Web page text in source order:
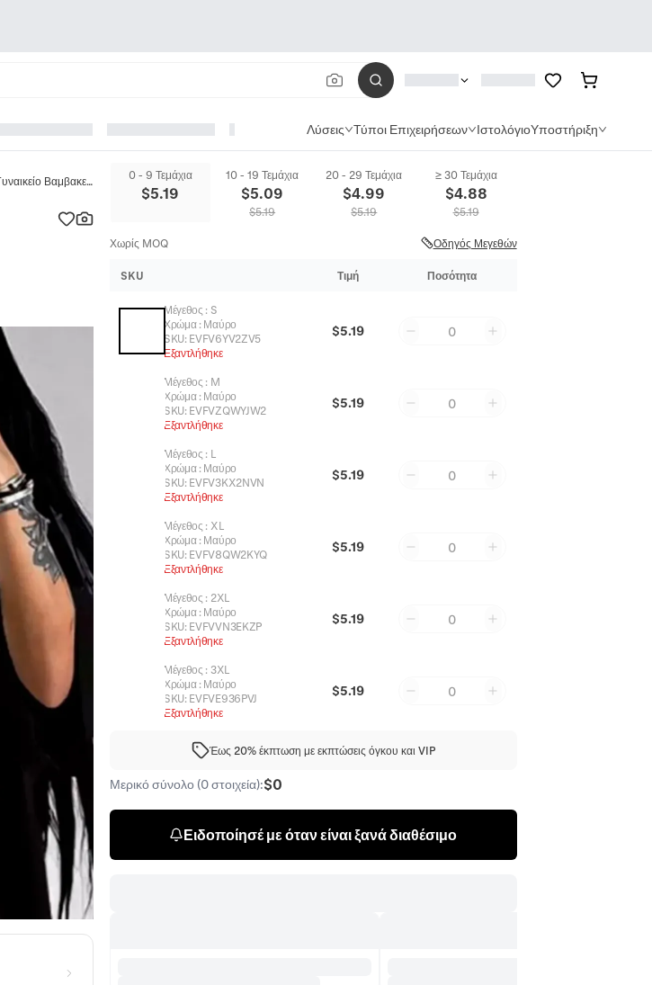
Λύσεις Τύποι Επιχειρήσεων ΙστολόγιοΥποστήριξη
Γυναικείο Βαμβακερό T-Shirt Κοντομάνικο Στρογγυλή Λαιμόκοψη Σχέδιο Ποντίκι Ρωσικά Γράμματα Casual Oversized Streetwear Μπλούζα 0 - 9 Τεμάχια
$5.19
10 - 19 Τεμάχια
$5.09
$5.19
20 - 29 Τεμάχια
$4.99
$5.19
≥ 30 Τεμάχια
$4.88
$5.19
Χωρίς MOQ Οδηγός Μεγεθών
SKU Τιμή Ποσότητα
Μέγεθος : S
Χρώμα: Μαύρο
SKU: EVFV6YV2ZV5
Εξαντλήθηκε
$5.19 0
Μέγεθος : M
Χρώμα: Μαύρο
SKU: EVFVZQWYJW2
Εξαντλήθηκε
$5.19 0
Μέγεθος : L
Χρώμα: Μαύρο
SKU: EVFV3KX2NVN
Εξαντλήθηκε
$5.19 0
Μέγεθος : XL
Χρώμα: Μαύρο
SKU: EVFV8QW2KYQ
Εξαντλήθηκε
$5.19 0
Μέγεθος : 2XL
Χρώμα: Μαύρο
SKU: EVFVVN3EKZP
Εξαντλήθηκε
$5.19 0
Μέγεθος : 3XL
Χρώμα: Μαύρο
SKU: EVFVE936PVJ
Εξαντλήθηκε
$5.19 0
Έως 20% έκπτωση με εκπτώσεις όγκου και VIP
Μερικό σύνολο (0 στοιχεία):$0
Ειδοποίησέ με όταν είναι ξανά διαθέσιμο